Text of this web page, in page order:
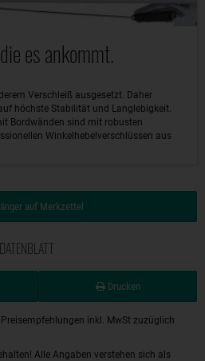
es ankommt.
Verschleiß ausgesetzt. Daher
höchste Stabilität und Langlebigkeit.
Bordwänden sind mit robusten
Winkelhebelverschlüssen aus
auf Merkzettel
DATENBLATT
Drucken
inkl. MwSt zuzüglich
Alle Angaben verstehen sich als